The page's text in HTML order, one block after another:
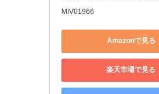
MIV01966
Amazonで見る
楽天市場で見る